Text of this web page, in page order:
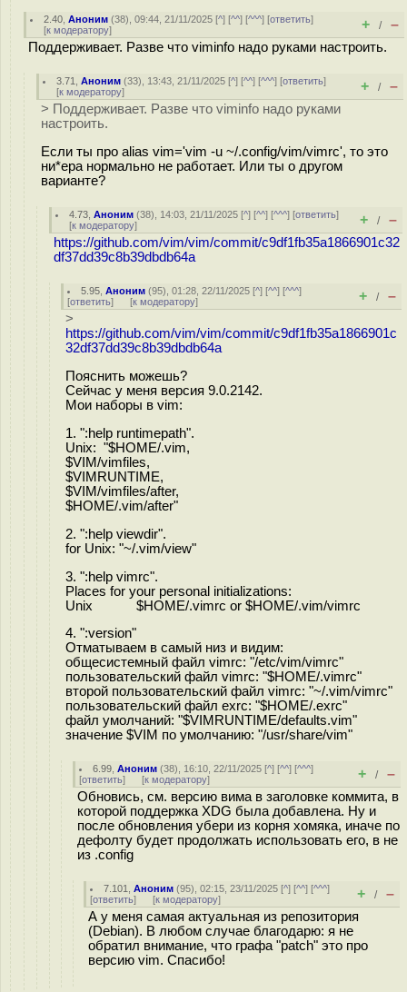
2.40 ,Аноним (38), 09:44, 21/11/2025 [^] [^^] [^^^] [ответить]
[к модератору] + / –
Поддерживает. Разве что viminfo надо руками настроить.
3.71 ,Аноним (33), 13:43, 21/11/2025 [^] [^^] [^^^] [ответить]
[к модератору] + / –
> Поддерживает. Разве что viminfo надо руками
настроить.
Если ты про alias vim='vim -u ~/.config/vim/vimrc', то это
ни*ера нормально не работает. Или ты о другом
варианте?
4.73 ,Аноним (38), 14:03, 21/11/2025 [^] [^^] [^^^] [ответить]
[к модератору] + / –
https://github.com/vim/vim/commit/c9df1fb35a1866901c32
df37dd39c8b39dbdb64a
5.95 ,Аноним (95), 01:28, 22/11/2025 [^] [^^] [^^^]
[ответить] [к модератору] + / –
>
https://github.com/vim/vim/commit/c9df1fb35a1866901c
32df37dd39c8b39dbdb64a
Пояснить можешь?
Сейчас у меня версия 9.0.2142.
Мои наборы в vim:
1. ":help runtimepath".
Unix: "$HOME/.vim,
$VIM/vimfiles,
$VIMRUNTIME,
$VIM/vimfiles/after,
$HOME/.vim/after"
2. ":help viewdir".
for Unix: "~/.vim/view"
3. ":help vimrc".
Places for your personal initializations:
Unix $HOME/.vimrc or $HOME/.vim/vimrc
4. ":version"
Отматываем в самый низ и видим:
общесистемный файл vimrc: "/etc/vim/vimrc"
пользовательский файл vimrc: "$HOME/.vimrc"
второй пользовательский файл vimrc: "~/.vim/vimrc"
пользовательский файл exrc: "$HOME/.exrc"
файл умолчаний: "$VIMRUNTIME/defaults.vim"
значение $VIM по умолчанию: "/usr/share/vim"
6.99 ,Аноним (38), 16:10, 22/11/2025 [^] [^^] [^^^]
[ответить] [к модератору] + / –
Обновись, см. версию вима в заголовке коммита, в
которой поддержка XDG была добавлена. Ну и
после обновления убери из корня хомяка, иначе по
дефолту будет продолжать использовать его, в не
из .config
7.101 ,Аноним (95), 02:15, 23/11/2025 [^] [^^] [^^^]
[ответить] [к модератору] + / –
А у меня самая актуальная из репозитория
(Debian). В любом случае благодарю: я не
обратил внимание, что графа "patch" это про
версию vim. Спасибо!